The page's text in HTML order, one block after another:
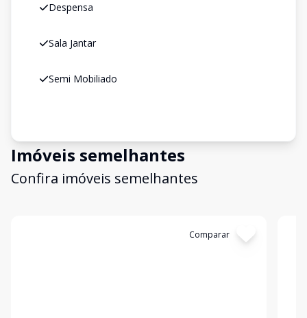
Despensa
Sala Jantar
Semi Mobiliado
Imóveis semelhantes
Confira imóveis semelhantes
Comparar